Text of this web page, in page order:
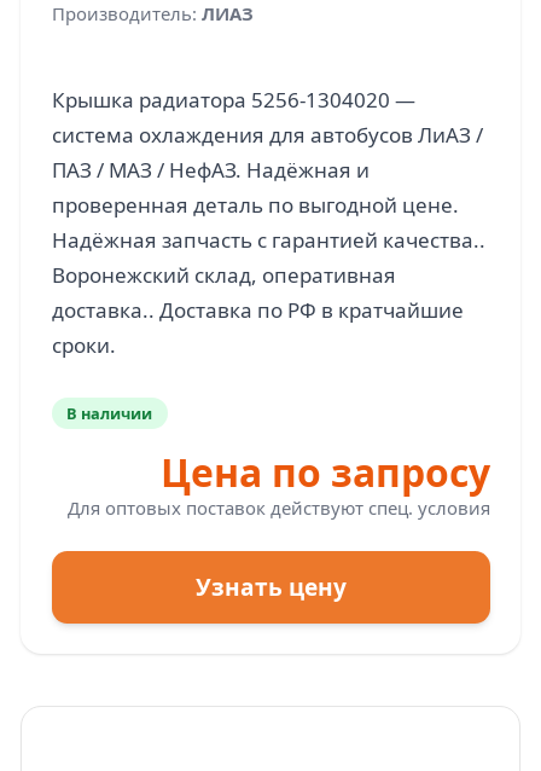
Производитель: ЛИАЗ
Крышка радиатора 5256-1304020 —
система охлаждения для автобусов ЛиАЗ /
ПАЗ / МАЗ / НефАЗ. Надёжная и
проверенная деталь по выгодной цене.
Надёжная запчасть с гарантией качества..
Воронежский склад, оперативная
доставка.. Доставка по РФ в кратчайшие
В наличии
Цена по запросу
Для оптовых поставок действуют спец. условия
Узнать цену